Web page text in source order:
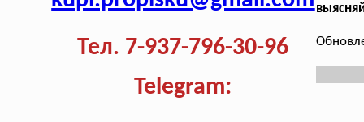
Тел. 7-937-796-30-96
Telegram: